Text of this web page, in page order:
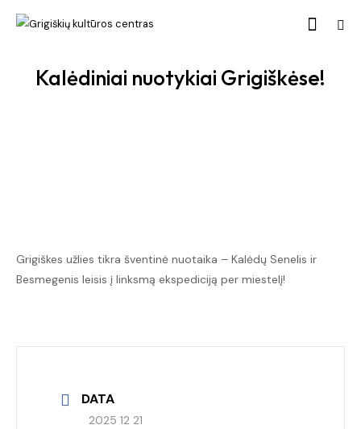
Kalėdiniai nuotykiai Grigiškėse!
Grigiškes užlies tikra šventinė nuotaika – Kalėdų Senelis ir
Besmegenis leisis į linksmą ekspediciją per miestelį!
DATA
2025 12 21